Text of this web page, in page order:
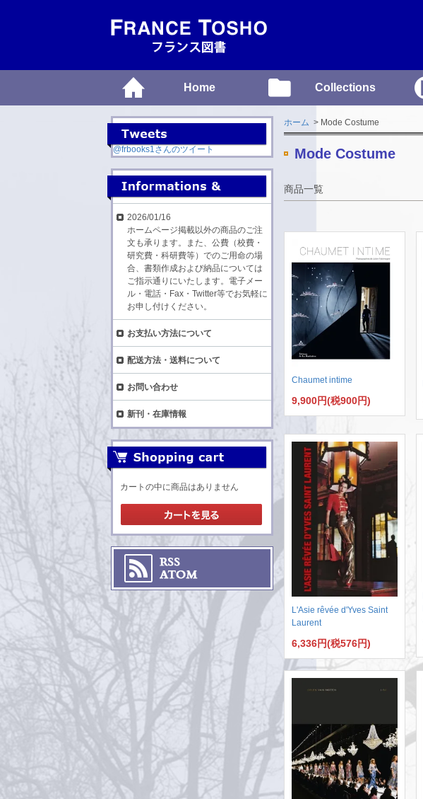
Home Collections
ホーム > Mode Costume
Mode Costume
商品一覧
Chaumet intime
9,900円(税900円)
L'Asie rêvée d'Yves Saint
Laurent
6,336円(税576円)
@frbooks1さんのツイート
2026/01/16
ホームページ掲載以外の商品のご注
文も承ります。また、公費（校費・
研究費・科研費等）でのご用命の場
合、書類作成および納品については
ご指示通りにいたします。電子メー
ル・電話・Fax・Twitter等でお気軽に
お申し付けください。
お支払い方法について
配送方法・送料について
お問い合わせ
新刊・在庫情報
カートの中に商品はありません